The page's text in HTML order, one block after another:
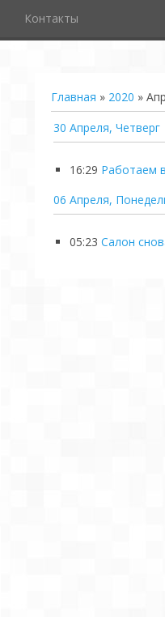
Контакты
Главная » 2020 »
30 Апреля, Четверг
16:29 Работаем
06 Апреля,
05:23 Салон